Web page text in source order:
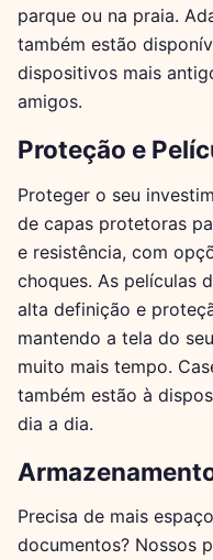
parque ou na praia.
também estão
dispositivos mais
amigos.
Proteção e
Proteger o seu
de capas protetoras
e resistência, com
choques. As películas
alta definição e
mantendo a tela do
muito mais tempo.
também estão à
dia a dia.
Precisa de mais
documentos? Nossos